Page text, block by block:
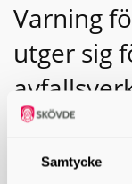
Samtycke
Varning
utger sig
Avfall &
landet där